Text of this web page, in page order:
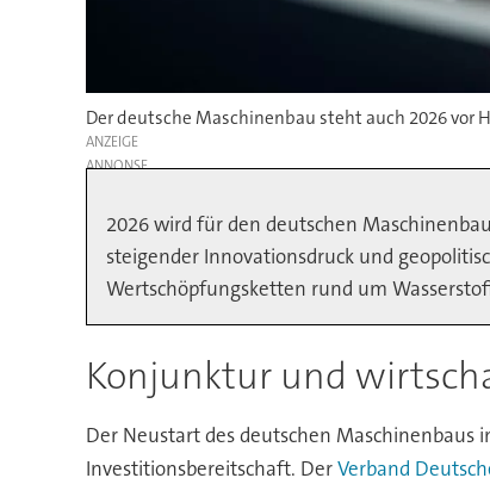
Der deutsche Maschinenbau steht auch 2026 vor
ANZEIGE
2026 wird für den deutschen
steigender Innovationsdruck und
Wertschöpfungsketten rund um
Konjunktur und
Der Neustart des deutschen
Investitionsbereitschaft. DerVerband